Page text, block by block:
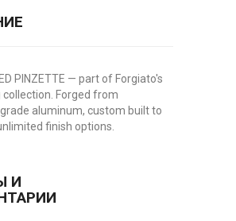
PINZETTE — part of Forgiato's
collection. Forged from
aluminum, custom built to
finish options.
И